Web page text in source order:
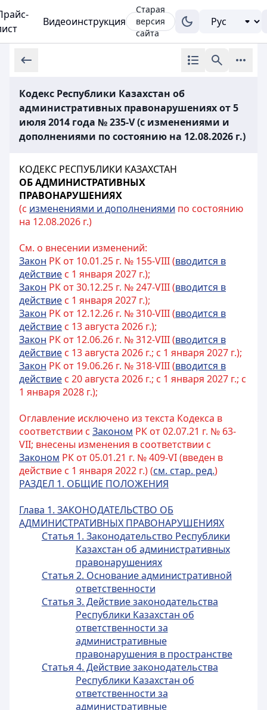
Видеоинструкция
Старая
версия
сайта
Кодекс Республики Казахстан об
административных правонарушениях от 5
июля 2014 года № 235-V (с изменениями и
дополнениями по состоянию на 12.08.2026 г.)
КОДЕКС РЕСПУБЛИКИ КАЗАХСТАН
ОБ АДМИНИСТРАТИВНЫХ
ПРАВОНАРУШЕНИЯХ
(с изменениями и дополнениями по состоянию
на 12.08.2026 г.)
См. о внесении изменений:
Закон РК от 10.01.25 г. № 155-VIII (вводится в
действие с 1 января 2027 г.);
Закон РК от 30.12.25 г. № 247-VIII (вводится в
действие с 1 января 2027 г.);
Закон РК от 12.12.26 г. № 310-VIII (вводится в
действие с 13 августа 2026 г.);
Закон РК от 12.06.26 г. № 312-VIII (вводится в
действие с 13 августа 2026 г.; с 1 января 2027 г.);
Закон РК от 19.06.26 г. № 318-VIII (вводится в
действие с 20 августа 2026 г.; с 1 января 2027 г.; с
1 января 2028 г.);
Оглавление исключено из текста Кодекса в
соответствии с Законом РК от 02.07.21 г. № 63-
VII; внесены изменения в соответствии с
Законом РК от 05.01.21 г. № 409-VI (введен в
действие с 1 января 2022 г.) (см. стар. ред.)
РАЗДЕЛ 1. ОБЩИЕ ПОЛОЖЕНИЯ
Глава 1. ЗАКОНОДАТЕЛЬСТВО ОБ
АДМИНИСТРАТИВНЫХ ПРАВОНАРУШЕНИЯХ
Статья 1. Законодательство Республики
Казахстан об административных
правонарушениях
Статья 2. Основание административной
ответственности
Статья 3. Действие законодательства
Республики Казахстан об
ответственности за
административные
правонарушения в пространстве
Статья 4. Действие законодательства
Республики Казахстан об
ответственности за
административные